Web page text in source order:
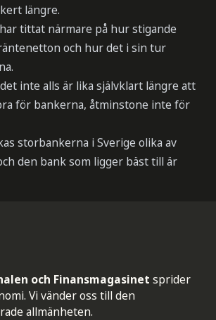
längre.
tittat närmare på hur stigande
och hur det i sin tur
inte alls är lika självklart längre att
för bankerna, åtminstone inte för
storbankerna i Sverige olika av
den bank som ligger bäst till är
och Finansmagasinet sprider
Vi vänder oss till den
allmänheten.